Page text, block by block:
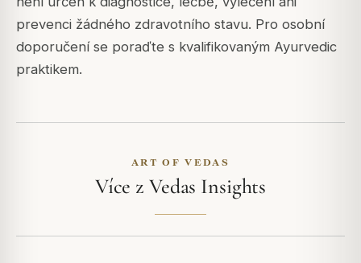
prevenci žádného zdravotního stavu. Pro osobní
doporučení se poraďte s kvalifikovaným Ayurvedic
praktikem.
ART OF VEDAS
Více z Vedas Insights